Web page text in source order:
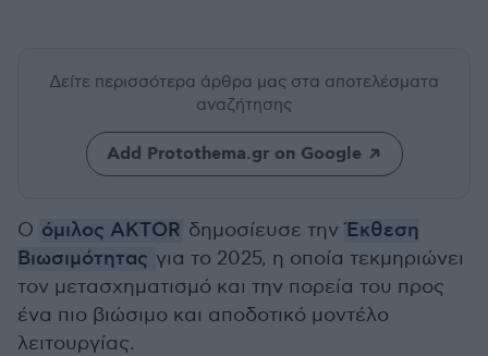
Δείτε περισσότερα άρθρα μας στα αποτελέσματα
αναζήτησης
Add Protothema.gr on Google
O όμιλος AKTOR δημοσίευσε τηνΈκθεση
Βιωσιμότητας για το 2025, η οποία τεκμηριώνει
τον μετασχηματισμό και την πορεία του προς
ένα πιο βιώσιμο και αποδοτικό μοντέλο
λειτουργίας.